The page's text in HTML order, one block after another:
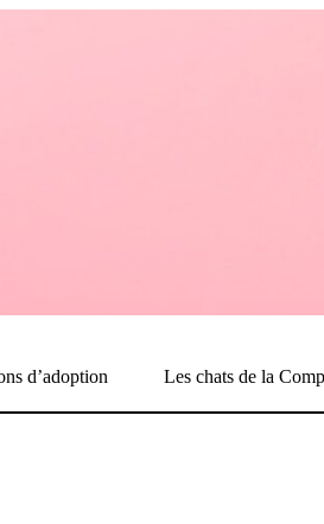
d’adoption Les chats de la